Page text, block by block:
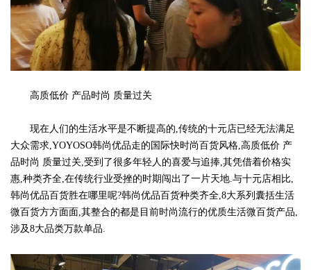
高质低价 产品时尚 质量过关
现在人们的生活水平是不断提高的,传统的十元店已经无法满足
大众需求,YOYOSO韩尚优品走的国际快时尚百货风格,高质低价 产
品时尚 质量过关,受到了很多年轻人的喜爱与追捧,其凭借着价格实
惠,种类齐全,在传统行业受挫的时期闯出了一片天地.与十元店相比,
韩尚优品百货胜在哪里呢?韩尚优品百货种类齐全,8大系列囊括生活
微百货方方面面,其整合的都是目前时尚流行的优质生活微百货产品,
涉及8大品类万款单品.